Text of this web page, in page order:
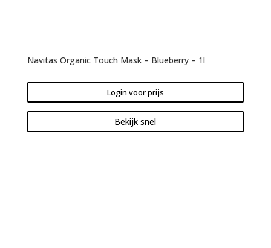
Navitas Organic Touch Mask – Blueberry – 1l
Login voor prijs
Bekijk snel